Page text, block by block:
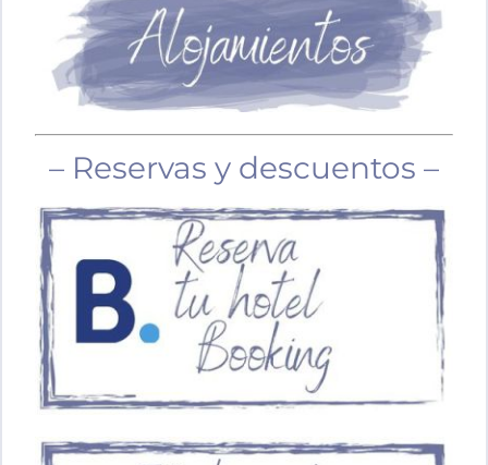
– Reservas y descuentos –